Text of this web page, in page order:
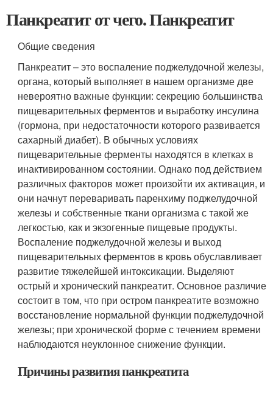
Панкреатит от чего. Панкреатит
Общие сведения
Панкреатит – это воспаление поджелудочной железы,
органа, который выполняет в нашем организме две
невероятно важные функции: секрецию большинства
пищеварительных ферментов и выработку инсулина
(гормона, при недостаточности которого развивается
сахарный диабет). В обычных условиях
пищеварительные ферменты находятся в клетках в
инактивированном состоянии. Однако под действием
различных факторов может произойти их активация, и
они начнут переваривать паренхиму поджелудочной
железы и собственные ткани организма с такой же
легкостью, как и экзогенные пищевые продукты.
Воспаление поджелудочной железы и выход
пищеварительных ферментов в кровь обуславливает
развитие тяжелейшей интоксикации. Выделяют
острый и хронический панкреатит. Основное различие
состоит в том, что при остром панкреатите возможно
восстановление нормальной функции поджелудочной
железы; при хронической форме с течением времени
наблюдаются неуклонное снижение функции.
Причины развития панкреатита